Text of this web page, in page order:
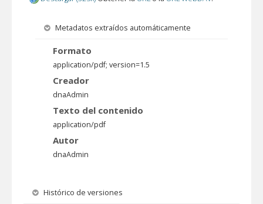
Metadatos extraídos automáticamente
Formato
application/pdf; version=1.5
Creador
dnaAdmin
Texto del contenido
application/pdf
Autor
dnaAdmin
Histórico de versiones